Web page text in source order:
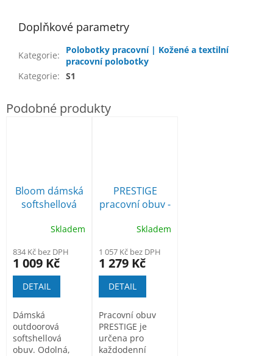
Doplňkové parametry
Kategorie:
Polobotky pracovní | Kožené a textilní
pracovní polobotky
Kategorie: S1
Bloom dámská
softshellová
Skladem
834 Kč bez DPH
1 009 Kč
DETAIL
Dámská
outdoorová
softshellová
obuv. Odolná,
PRESTIGE
pracovní obuv -
Skladem
1 057 Kč bez DPH
1 279 Kč
DETAIL
Pracovní obuv
PRESTIGE je
určena pro
každodenní